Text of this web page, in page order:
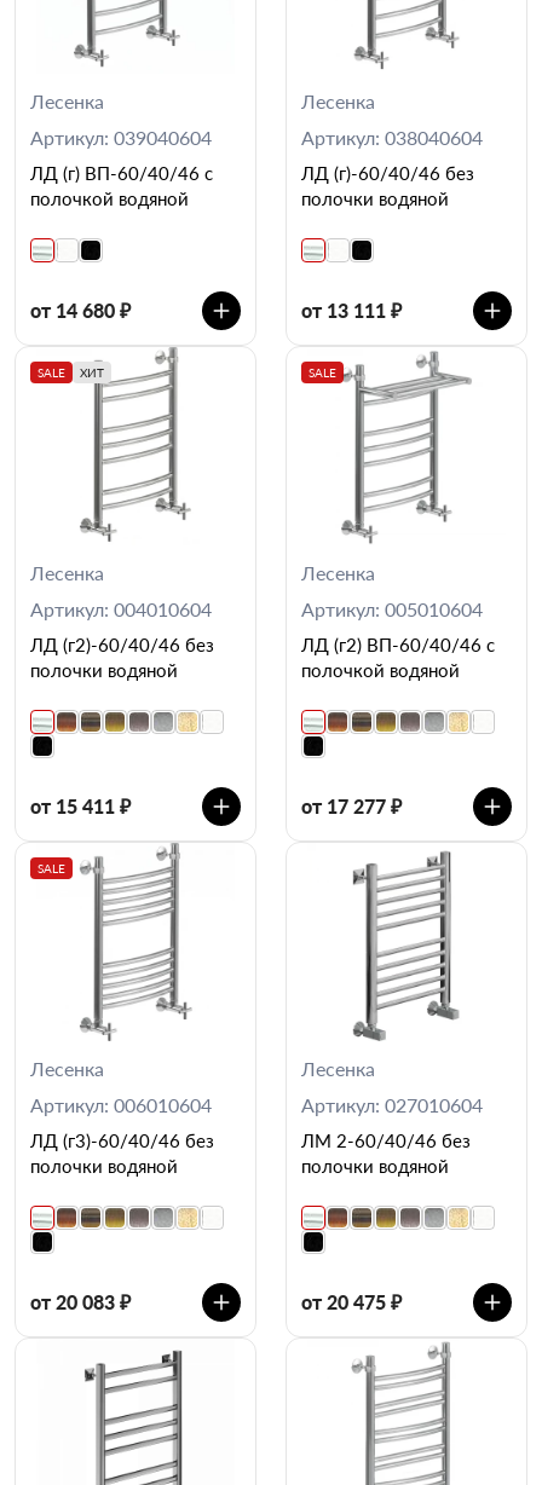
Лесенка
Артикул: 039040604
ЛД (г) ВП-60/40/46 с
полочкой водяной
от 14 680 ₽
Лесенка
Артикул: 038040604
ЛД (г)-60/40/46 без
полочки водяной
от 13 111 ₽
SALE ХИТ
Лесенка
Артикул: 004010604
ЛД (г2)-60/40/46 без
полочки водяной
от 15 411 ₽
SALE
Лесенка
Артикул: 005010604
ЛД (г2) ВП-60/40/46 с
полочкой водяной
от 17 277 ₽
SALE
Лесенка
Артикул: 006010604
ЛД (г3)-60/40/46 без
полочки водяной
от 20 083 ₽
Лесенка
Артикул: 027010604
ЛМ 2-60/40/46 без
полочки водяной
от 20 475 ₽